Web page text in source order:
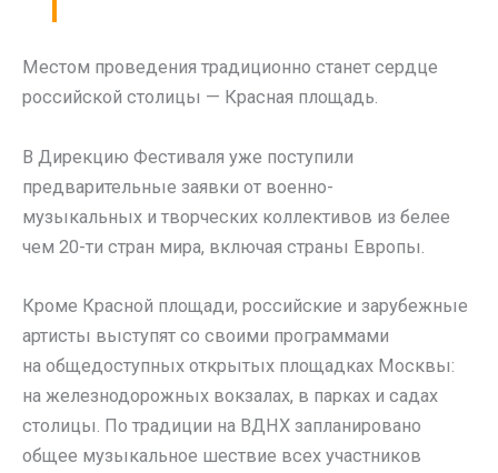
Местом проведения традиционно станет сердце
российской столицы — Красная площадь.
В Дирекцию Фестиваля уже поступили
предварительные заявки от военно-
музыкальных и творческих коллективов из белее
чем 20-ти стран мира, включая страны Европы.
Кроме Красной площади, российские и зарубежные
артисты выступят со своими программами
на общедоступных открытых площадках Москвы:
на железнодорожных вокзалах, в парках и садах
столицы. По традиции на ВДНХ запланировано
общее музыкальное шествие всех участников